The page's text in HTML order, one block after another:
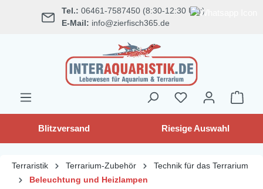
springen Tel.: 06461-7587450 (8:30-12:30 Uhr)
E-Mail: info@zierfisch365.de
Blitzversand Riesige Auswahl
Terraristik Terrarium-Zubehör
Technik für das Terrarium
Beleuchtung und Heizlampen